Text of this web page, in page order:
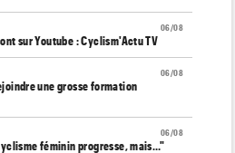
06/08
sur Youtube : Cyclism'Actu TV
06/08
une grosse formation
06/08
féminin progresse, mais…"